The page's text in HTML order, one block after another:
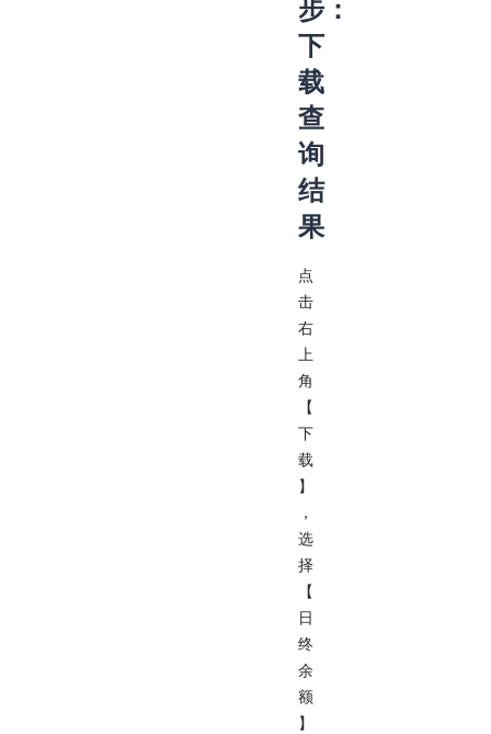
步：
下
载
查
询
结
果
点
击
右
上
角
【
下
载
】
，
选
择
【
日
终
余
额
】